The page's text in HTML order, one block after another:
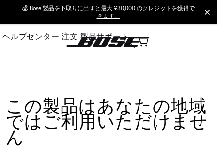
Main
💰 Bose 製品を下取りに出すと最大 ¥30,000 のクレジットを獲得で
きます。
ヘルプセンター 注文 製品サポート
この製品はあなたの地域
ではご利用いただけませ
ん